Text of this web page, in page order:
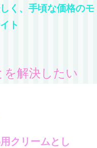
く、手頃な価格のモ
ト
解決したい
クリームとし